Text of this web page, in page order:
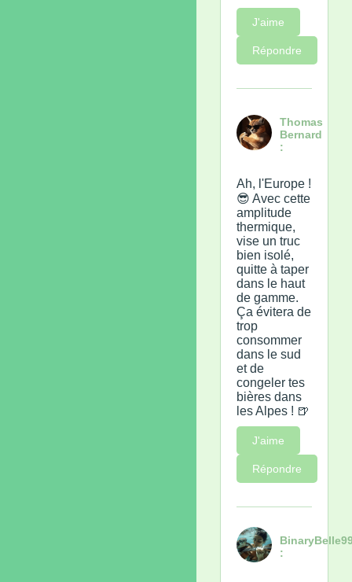
J'aime
Répondre
Thomas
Bernard
:
Ah, l'Europe !
😎 Avec cette
amplitude
thermique,
vise un truc
bien isolé,
quitte à taper
dans le haut
de gamme.
Ça évitera de
trop
consommer
dans le sud
et de
congeler tes
bières dans
les Alpes ! 🍺
J'aime
Répondre
: